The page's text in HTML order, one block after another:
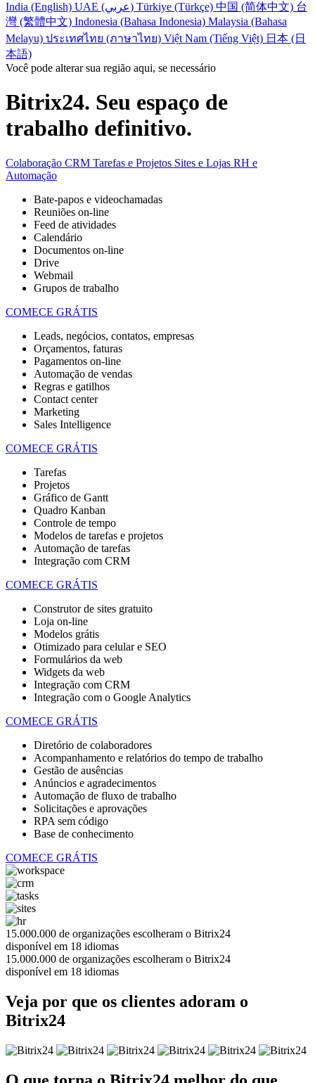
India (English)
UAE (عربي) Türkiye (Türkçe) 中国 (简体中文) 台
灣 (繁體中文) Indonesia (Bahasa Indonesia) Malaysia (Bahasa
Melayu) ประเทศไทย (ภาษาไทย) Việt Nam (Tiếng Việt) 日本 (日
本語)
Você pode alterar sua região aqui, se necessário
Bitrix24. Seu espaço de
trabalho definitivo.
Colaboração CRM Tarefas e Projetos Sites e Lojas RH e
Automação
Bate-papos e videochamadas
Reuniões on-line
Feed de atividades
Calendário
Documentos on-line
Drive
Webmail
Grupos de trabalho
COMECE GRÁTIS
Leads, negócios, contatos, empresas
Orçamentos, faturas
Pagamentos on-line
Automação de vendas
Regras e gatilhos
Contact center
Marketing
Sales Intelligence
COMECE GRÁTIS
Tarefas
Projetos
Gráfico de Gantt
Quadro Kanban
Controle de tempo
Modelos de tarefas e projetos
Automação de tarefas
Integração com CRM
COMECE GRÁTIS
Construtor de sites gratuito
Loja on-line
Modelos grátis
Otimizado para celular e SEO
Formulários da web
Widgets da web
Integração com CRM
Integração com o Google Analytics
COMECE GRÁTIS
Diretório de colaboradores
Acompanhamento e relatórios do tempo de trabalho
Gestão de ausências
Anúncios e agradecimentos
Automação de fluxo de trabalho
Solicitações e aprovações
RPA sem código
Base de conhecimento
COMECE GRÁTIS
15.000.000 de organizações escolheram o Bitrix24
disponível em 18 idiomas
15.000.000 de organizações escolheram o Bitrix24
disponível em 18 idiomas
Veja por que os clientes adoram o
Bitrix24